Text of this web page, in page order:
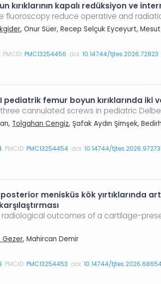
kırıklarının kapalı redüksiyon ve
fluoroscopy reduce operative and
, Onur Süer, Recep Selçuk Eyceyurt,
PMCID:PMC13254456 doi:10.14744/tjtes.2026.72823
femur boyun kırıklarında iki
three cannulated screws in pediatric
Tolgahan Cengiz, Şafak Aydın Şimşek,
PMCID:PMC13254454 doi:10.14744/tjtes.2026.97273
menisküs kök yırtıklarında
radiological outcomes of a cartilage-
Gezer, Mahircan Demir
PMCID:PMC13254453 doi:10.14744/